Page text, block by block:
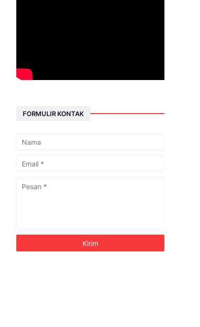
FORMULIR KONTAK